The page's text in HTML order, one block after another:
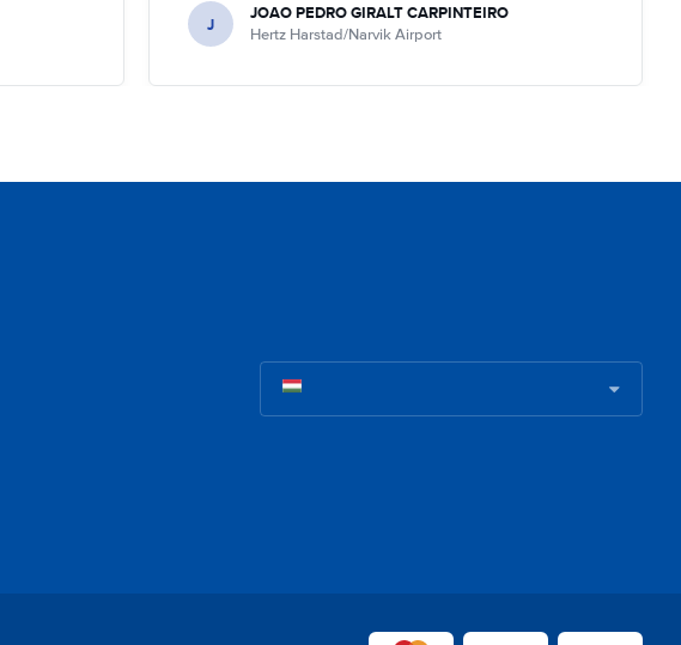
J JOAO PEDRO GIRALT CARPINTEIRO
Hertz Harstad/Narvik Airport